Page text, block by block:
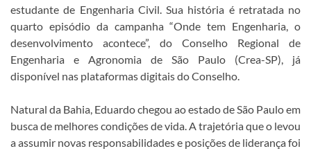
estudante de Engenharia Civil. Sua história é retratada no
quarto episódio da campanha “Onde tem Engenharia, o
desenvolvimento acontece”, do Conselho Regional de
Engenharia e Agronomia de São Paulo (Crea-SP), já
disponível nas plataformas digitais do Conselho.
Natural da Bahia, Eduardo chegou ao estado de São Paulo em
busca de melhores condições de vida. A trajetória que o levou
a assumir novas responsabilidades e posições de liderança foi